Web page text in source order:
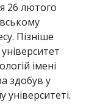
26 лютого
Пізніше
імені
здобув у